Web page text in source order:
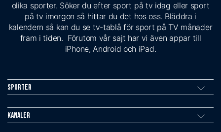
olika sporter. Söker du efter sport på tv idag eller sport
på tv imorgon så hittar du det hos oss. Bläddra i
kalendern så kan du se tv-tablå för sport på TV månader
fram i tiden. Förutom vår sajt har vi även appar till
iPhone, Android och iPad.
Sporter
Kanaler